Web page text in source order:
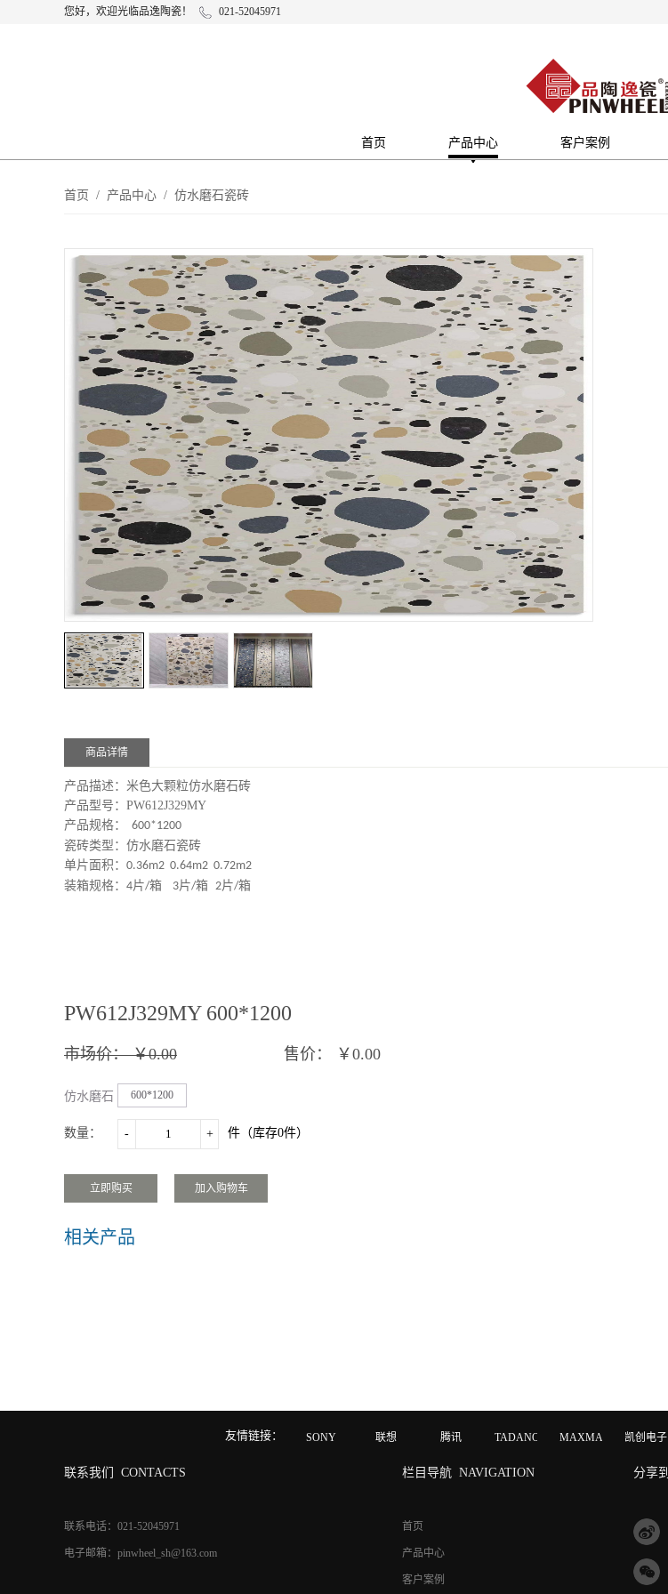
您好，欢迎光临品逸陶瓷！ 021-52045971
首页 产品中心 客户案例
首页 / 产品中心 / 仿水磨石瓷砖
商品详情
产品描述：米色大颗粒仿水磨石砖
产品型号：PW612J329MY
产品规格：
600*1200
瓷砖类型：仿水磨石瓷砖
单片面积： 0.36m2 0.64m2 0.72m2
装箱规格： 4片/箱 3片/箱 2片/箱
PW612J329MY 600*1200
售价： ￥0.00
市场价： ￥0.00
仿水磨石
瓷砖规
600*1200
数量： - + 件（库存0件）
相关产品
友情链接： SONY 联想 腾讯 TADANO MAXMAGIC 凯创电子
联系我们 CONTACTS
联系电话：021-52045971
电子邮箱：pinwheel_sh@163.com
栏目导航 NAVIGATION
首页
产品中心
客户案例
分享到